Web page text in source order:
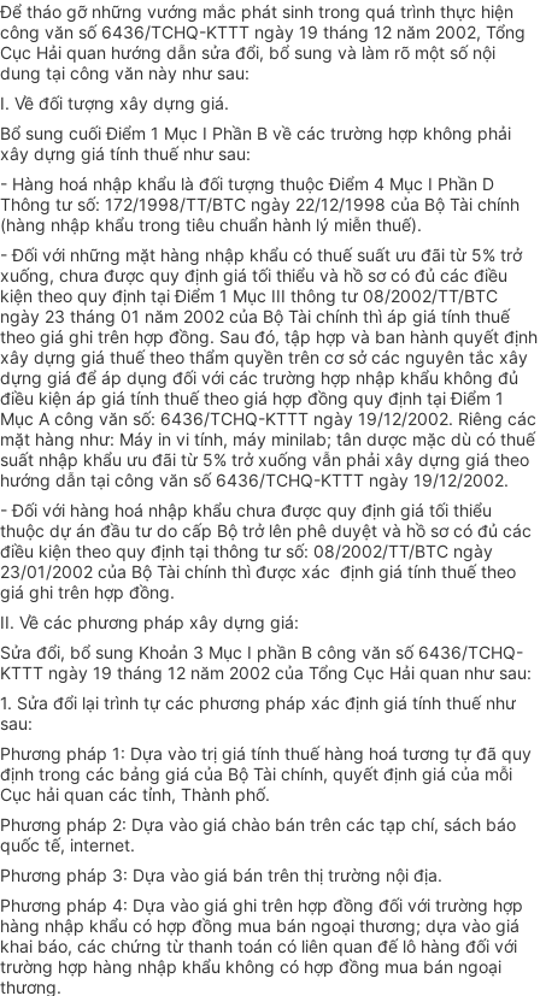
Để tháo gỡ những vướng mắc phát sinh trong quá trình thực hiện
công văn số 6436/TCHQ-KTTT ngày 19 tháng 12 năm 2002, Tổng
Cục Hải quan hướng dẫn sửa đổi, bổ sung và làm rõ một số nội
dung tại công văn này như sau:
I. Về đối tượng xây dựng giá.
Bổ sung cuối Điểm 1 Mục I Phần B về các trường hợp không phải
xây dựng giá tính thuế như sau:
- Hàng hoá nhập khẩu là đối tượng thuộc Điểm 4 Mục I Phần D
Thông tư số: 172/1998/TT/BTC ngày 22/12/1998 của Bộ Tài chính
(hàng nhập khẩu trong tiêu chuẩn hành lý miễn thuế).
- Đối với những mặt hàng nhập khẩu có thuế suất ưu đãi từ 5% trở
xuống, chưa được quy định giá tối thiểu và hồ sơ có đủ các điều
kiện theo quy định tại Điểm 1 Mục III thông tư 08/2002/TT/BTC
ngày 23 tháng 01 năm 2002 của Bộ Tài chính thì áp giá tính thuế
theo giá ghi trên hợp đồng. Sau đó, tập hợp và ban hành quyết định
xây dựng giá thuế theo thẩm quyền trên cơ sở các nguyên tắc xây
dựng giá để áp dụng đối với các trường hợp nhập khẩu không đủ
điều kiện áp giá tính thuế theo giá hợp đồng quy định tại Điểm 1
Mục A công văn số: 6436/TCHQ-KTTT ngày 19/12/2002. Riêng các
mặt hàng như: Máy in vi tính, máy minilab; tân dược mặc dù có thuế
suất nhập khẩu ưu đãi từ 5% trở xuống vẫn phải xây dựng giá theo
hướng dẫn tại công văn số 6436/TCHQ-KTTT ngày 19/12/2002.
- Đối với hàng hoá nhập khẩu chưa được quy định giá tối thiểu
thuộc dự án đầu tư do cấp Bộ trở lên phê duyệt và hồ sơ có đủ các
điều kiện theo quy định tại thông tư số: 08/2002/TT/BTC ngày
23/01/2002 của Bộ Tài chính thì được xác định giá tính thuế theo
giá ghi trên hợp đồng.
II. Về các phương pháp xây dựng giá:
Sửa đổi, bổ sung Khoản 3 Mục I phần B công văn số 6436/TCHQ-
KTTT ngày 19 tháng 12 năm 2002 của Tổng Cục Hải quan như sau:
1. Sửa đổi lại trình tự các phương pháp xác định giá tính thuế như
sau:
Phương pháp 1: Dựa vào trị giá tính thuế hàng hoá tương tự đã quy
định trong các bảng giá của Bộ Tài chính, quyết định giá của mỗi
Cục hải quan các tỉnh, Thành phố.
Phương pháp 2: Dựa vào giá chào bán trên các tạp chí, sách báo
quốc tế, internet.
Phương pháp 3: Dựa vào giá bán trên thị trường nội địa.
Phương pháp 4: Dựa vào giá ghi trên hợp đồng đối với trường hợp
hàng nhập khẩu có hợp đồng mua bán ngoại thương; dựa vào giá
khai báo, các chứng từ thanh toán có liên quan đế lô hàng đối với
trường hợp hàng nhập khẩu không có hợp đồng mua bán ngoại
thương.